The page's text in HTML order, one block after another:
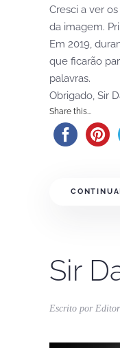
Cresci a ver
da imagem.
Em 2019,
que ficarão
palavras.
Obrigado, Sir
Share this...
Sir
Escrito por Editor